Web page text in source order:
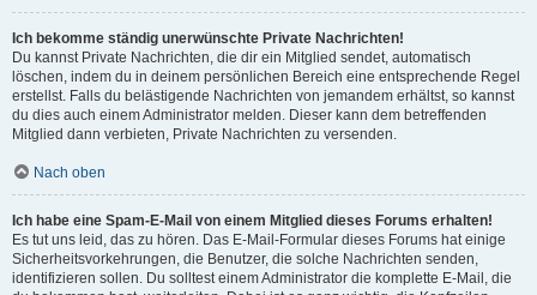
Ich bekomme ständig unerwünschte Private Nachrichten!
Du kannst Private Nachrichten, die dir ein Mitglied sendet, automatisch
löschen, indem du in deinem persönlichen Bereich eine entsprechende Regel
erstellst. Falls du belästigende Nachrichten von jemandem erhältst, so kannst
du dies auch einem Administrator melden. Dieser kann dem betreffenden
Mitglied dann verbieten, Private Nachrichten zu versenden.
Nach oben
Ich habe eine Spam-E-Mail von einem Mitglied dieses Forums erhalten!
Es tut uns leid, das zu hören. Das E-Mail-Formular dieses Forums hat einige
Sicherheitsvorkehrungen, die Benutzer, die solche Nachrichten senden,
identifizieren sollen. Du solltest einem Administrator die komplette E-Mail, die